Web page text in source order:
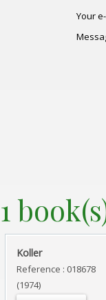
Your
1
‎Koller‎
Reference : 018678
(1974)